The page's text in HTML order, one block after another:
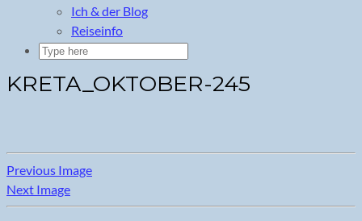
Ich & der Blog
Reiseinfo
KRETA_OKTOBER-245
Previous Image
Next Image